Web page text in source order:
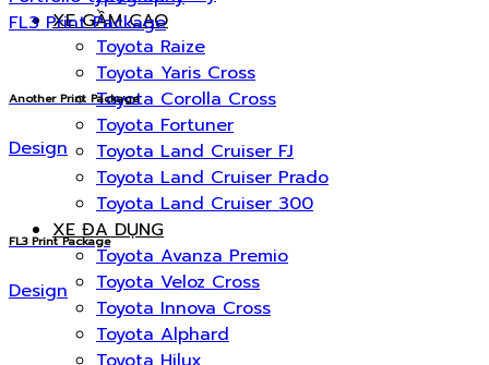
XE GẦM CAO
Toyota Raize
Toyota Yaris Cross
Toyota Corolla Cross
Toyota Fortuner
Toyota Land Cruiser FJ
Toyota Land Cruiser Prado
Toyota Land Cruiser 300
XE ĐA DỤNG
Toyota Avanza Premio
Toyota Veloz Cross
Toyota Innova Cross
Toyota Alphard
FL3 Print Package
Another Print Package
Design
FL3 Print Package
Design